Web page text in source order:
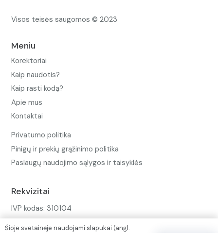
Visos teisės saugomos © 2023
Meniu
Korektoriai
Kaip naudotis?
Kaip rasti kodą?
Apie mus
Kontaktai
Privatumo politika
Pinigų ir prekių grąžinimo politika
Paslaugų naudojimo sąlygos ir taisyklės
Rekvizitai
IVP kodas: 310104
Šioje svetainėje naudojami slapukai (angl.